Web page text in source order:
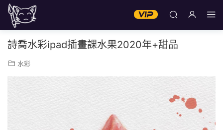
詩喬水彩ipad插畫課水果2020年+甜品
水彩